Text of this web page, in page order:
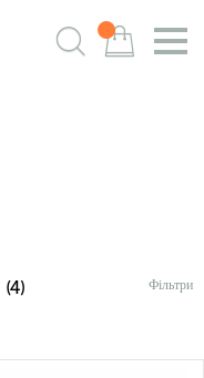
m
(4) Фільтри